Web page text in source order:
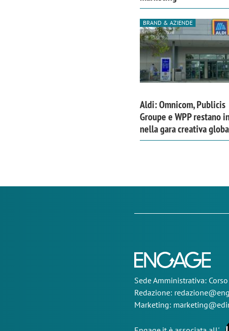
BRAND & AZIENDE
Aldi: Omnicom, Publicis
Groupe e WPP restano
nella gara creativa
SedeAmministrativa:
Redazione:
Marketing: